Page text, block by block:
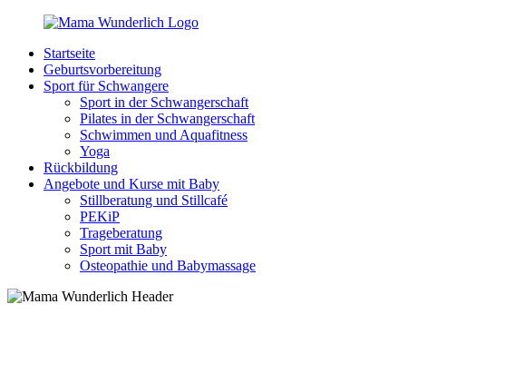
Zurück
Inhalt
MamaWunderlich.de
Mutti
sein
wunderbar!
Startseite
Geburtsvorbereitung
Sport für Schwangere
Sport in der Schwangerschaft
Pilates in der Schwangerschaft
Schwimmen und Aquafitness
Yoga
Rückbildung
Angebote und Kurse mit Baby
Stillberatung und Stillcafé
PEKiP
Trageberatung
Sport mit Baby
Osteopathie und Babymassage